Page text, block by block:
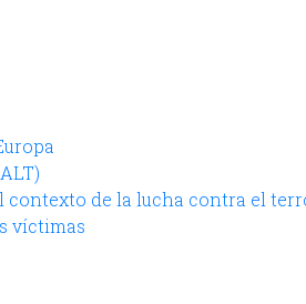
contexto de la lucha contra el
víctimas